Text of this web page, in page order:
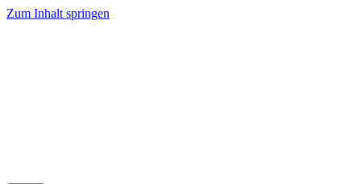
Zum Inhalt springen